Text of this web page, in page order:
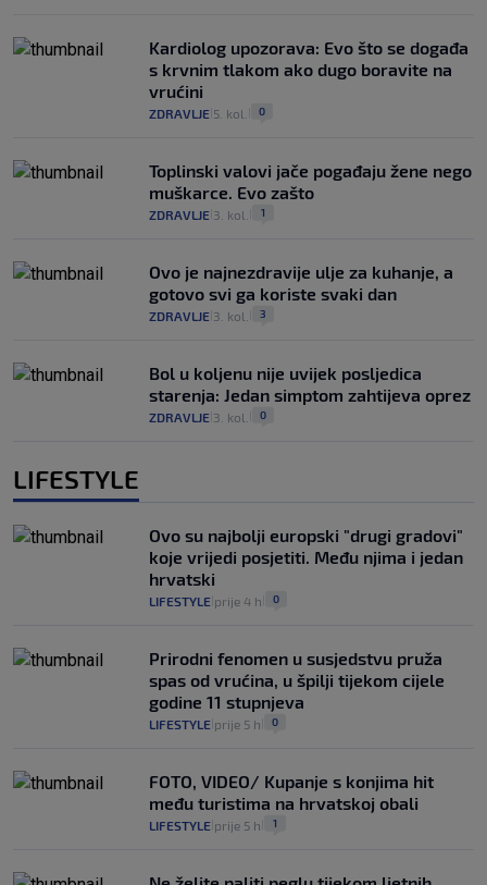
Kardiolog upozorava: Evo što se događa
s krvnim tlakom ako dugo boravite na
vrućini
ZDRAVLJE 5. kol. 0
Toplinski valovi jače pogađaju žene nego
muškarce. Evo zašto
ZDRAVLJE 3. kol. 1
Ovo je najnezdravije ulje za kuhanje, a
gotovo svi ga koriste svaki dan
ZDRAVLJE 3. kol. 3
Bol u koljenu nije uvijek posljedica
starenja: Jedan simptom zahtijeva oprez
ZDRAVLJE 3. kol. 0
LIFESTYLE
Ovo su najbolji europski "drugi gradovi"
koje vrijedi posjetiti. Među njima i jedan
hrvatski
LIFESTYLE prije 4 h 0
Prirodni fenomen u susjedstvu pruža
spas od vrućina, u špilji tijekom cijele
godine 11 stupnjeva
LIFESTYLE prije 5 h 0
FOTO, VIDEO/ Kupanje s konjima hit
među turistima na hrvatskoj obali
LIFESTYLE prije 5 h 1